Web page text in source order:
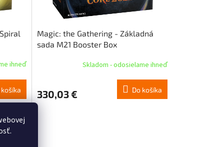
ihneď
košíka
Magic: the Gathering - Základná
sada M21 Booster Box
Skladom - odosielame ihneď
330,03 € Do košíka